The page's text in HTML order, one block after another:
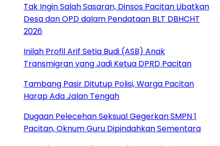
Tak Ingin Salah Sasaran, Dinsos Pacitan Libatkan
Desa dan OPD dalam Pendataan BLT DBHCHT
2026
Inilah Profil Arif Setia Budi (ASB) Anak
Transmigran yang Jadi Ketua DPRD Pacitan
Tambang Pasir Ditutup Polisi, Warga Pacitan
Harap Ada Jalan Tengah
Dugaan Pelecehan Seksual Gegerkan SMPN 1
Pacitan, Oknum Guru Dipindahkan Sementara